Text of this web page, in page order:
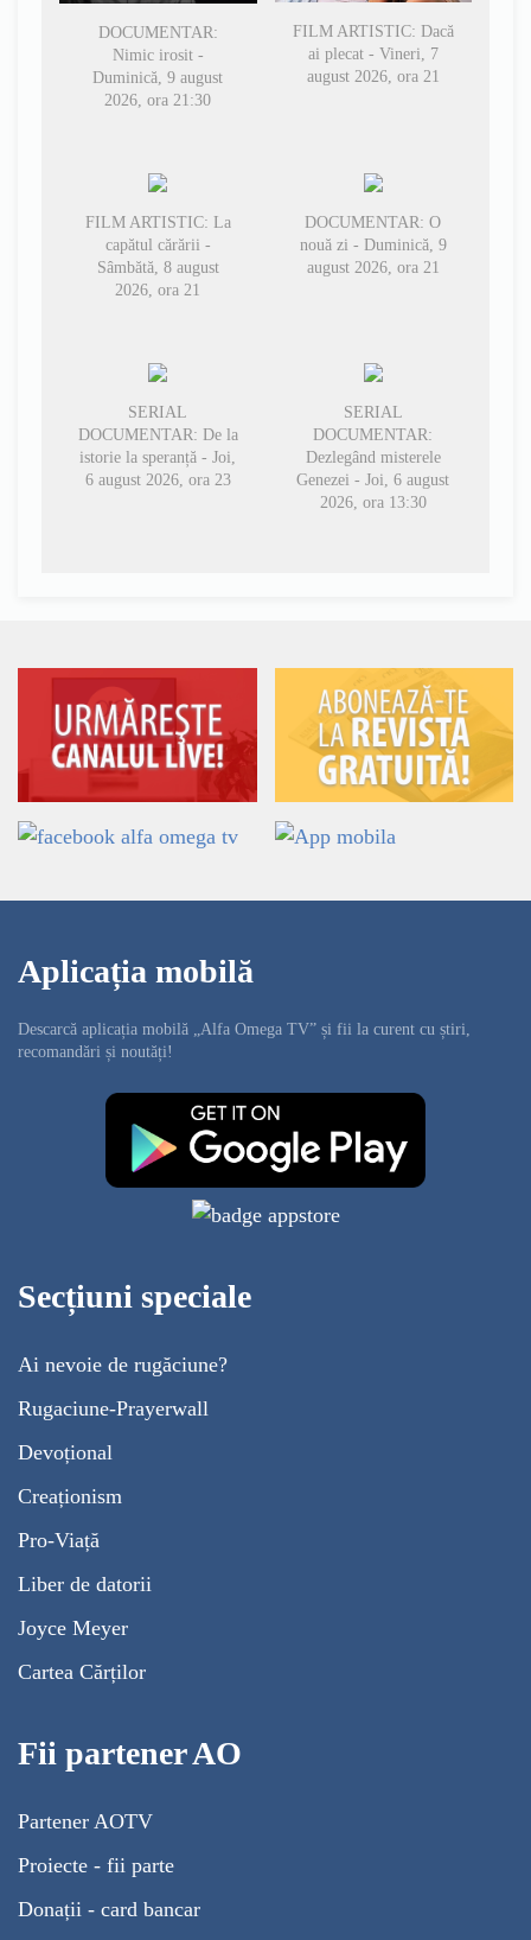
DOCUMENTAR:
Nimic irosit -
Duminică, 9 august
2026, ora 21:30
FILM ARTISTIC: Dacă
ai plecat - Vineri, 7
august 2026, ora 21
FILM ARTISTIC: La
capătul cărării -
Sâmbătă, 8 august
2026, ora 21
DOCUMENTAR: O
nouă zi - Duminică, 9
august 2026, ora 21
SERIAL
DOCUMENTAR: De la
istorie la speranță - Joi,
6 august 2026, ora 23
SERIAL
DOCUMENTAR:
Dezlegând misterele
Genezei - Joi, 6 august
2026, ora 13:30
Aplicația mobilă
Descarcă aplicația mobilă „Alfa Omega TV” și fii la curent cu știri,
recomandări și noutăți!
Secțiuni speciale
Ai nevoie de rugăciune?
Rugaciune-Prayerwall
Devoțional
Creaționism
Pro-Viață
Liber de datorii
Joyce Meyer
Cartea Cărților
Fii partener AO
Partener AOTV
Proiecte - fii parte
Donații - card bancar